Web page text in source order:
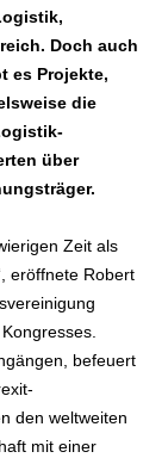
Doch auch
es Projekte,
die
über
Zeit als
eröffnete Robert
befeuert
den weltweiten
mit einer